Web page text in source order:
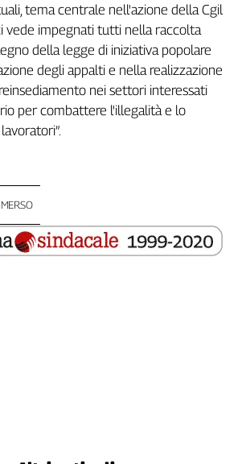
tema centrale nell'azione della Cgil
vede impegnati tutti nella raccolta
della legge di iniziativa popolare
degli appalti e nella realizzazione
nei settori interessati
per combattere l'illegalità e lo